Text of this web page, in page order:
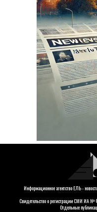
Информационное агентство ЕЛЬ -
Свидетельство о регистрации СМИ ИА
Отдельные